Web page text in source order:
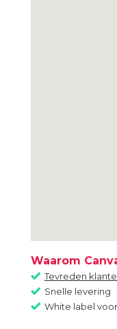
Waarom
Tevreden
Snelle levering
White label